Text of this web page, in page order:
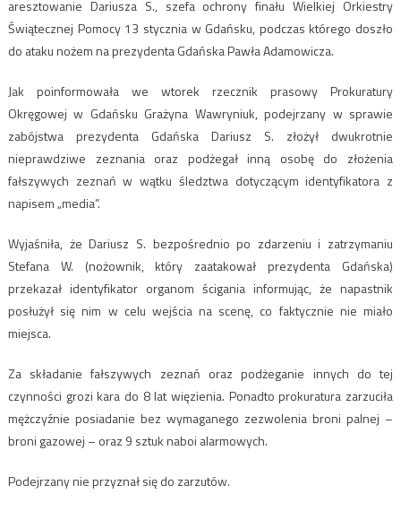
aresztowanie Dariusza S., szefa ochrony finału Wielkiej Orkiestry
Świątecznej Pomocy 13 stycznia w Gdańsku, podczas którego doszło
do ataku nożem na prezydenta Gdańska Pawła Adamowicza.
Jak poinformowała we wtorek rzecznik prasowy Prokuratury
Okręgowej w Gdańsku Grażyna Wawryniuk, podejrzany w sprawie
zabójstwa prezydenta Gdańska Dariusz S. złożył dwukrotnie
nieprawdziwe zeznania oraz podżegał inną osobę do złożenia
fałszywych zeznań w wątku śledztwa dotyczącym identyfikatora z
napisem „media”.
Wyjaśniła, że Dariusz S. bezpośrednio po zdarzeniu i zatrzymaniu
Stefana W. (nożownik, który zaatakował prezydenta Gdańska)
przekazał identyfikator organom ścigania informując, że napastnik
posłużył się nim w celu wejścia na scenę, co faktycznie nie miało
miejsca.
Za składanie fałszywych zeznań oraz podżeganie innych do tej
czynności grozi kara do 8 lat więzienia. Ponadto prokuratura zarzuciła
mężczyźnie posiadanie bez wymaganego zezwolenia broni palnej –
broni gazowej – oraz 9 sztuk naboi alarmowych.
Podejrzany nie przyznał się do zarzutów.